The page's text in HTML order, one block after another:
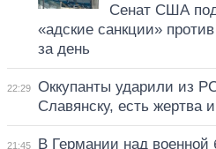
Сенат США
«адские санкции»
за день
22:29
Оккупанты ударили из
Славянску, есть жертва
21:45
В Германии над военной